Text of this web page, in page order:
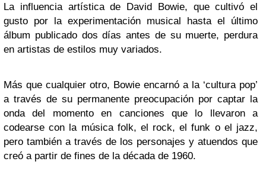
La influencia artística de David Bowie, que cultivó el
gusto por la experimentación musical hasta el último
álbum publicado dos días antes de su muerte, perdura
en artistas de estilos muy variados.
Más que cualquier otro, Bowie encarnó a la ‘cultura pop’
a través de su permanente preocupación por captar la
onda del momento en canciones que lo llevaron a
codearse con la música folk, el rock, el funk o el jazz,
pero también a través de los personajes y atuendos que
creó a partir de fines de la década de 1960.